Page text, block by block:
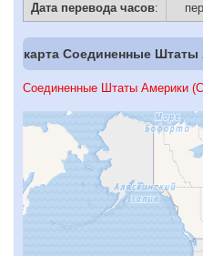
Дата перевода часов:
карта Соединенные
Соединенные Штаты Америки